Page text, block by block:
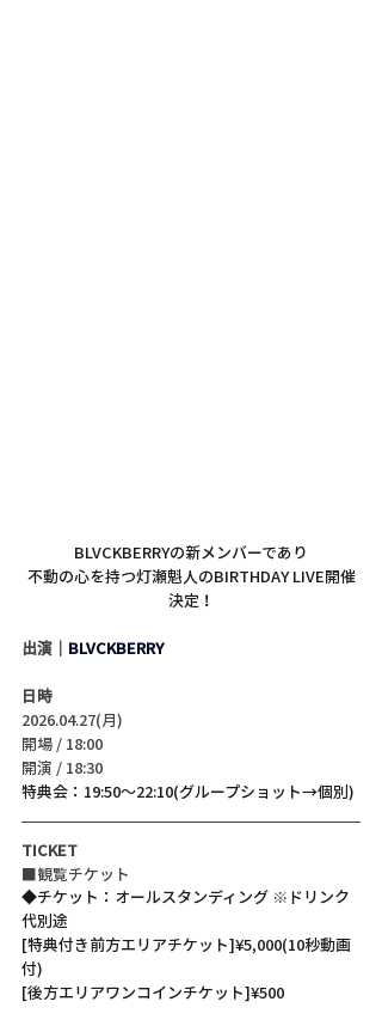
BLVCKBERRYの新メンバーであり
不動の心を持つ灯瀬魁人のBIRTHDAY LIVE開催
決定！
出演｜ BLVCKBERRY
日時
2026.04.27(月)
開場 / 18:00
開演 / 18:30
特典会：19:50〜22:10(グループショット→個別)
TICKET
■観覧チケット
◆チケット：オールスタンディング ※ドリンク
代別途
[特典付き前方エリアチケット]¥5,000(10秒動画
付)
[後方エリアワンコインチケット]¥500